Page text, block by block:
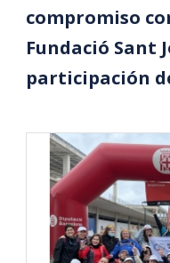
compromiso
Fundació Sant
participación